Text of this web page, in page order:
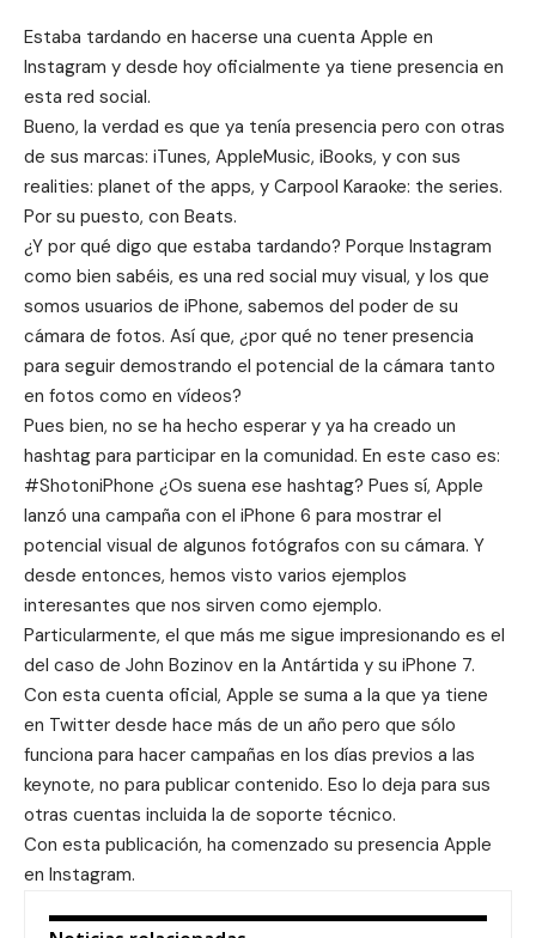
Estaba tardando en hacerse una cuenta Apple en
Instagram y desde hoy oficialmente ya tiene presencia en
esta red social.
Bueno, la verdad es que ya tenía presencia pero con otras
de sus marcas: iTunes, AppleMusic, iBooks, y con sus
realities: planet of the apps, y Carpool Karaoke: the series.
Por su puesto, con Beats.
¿Y por qué digo que estaba tardando? Porque Instagram
como bien sabéis, es una red social muy visual, y los que
somos usuarios de iPhone, sabemos del poder de su
cámara de fotos. Así que, ¿por qué no tener presencia
para seguir demostrando el potencial de la cámara tanto
en fotos como en vídeos?
Pues bien, no se ha hecho esperar y ya ha creado un
hashtag para participar en la comunidad. En este caso es:
#ShotoniPhone ¿Os suena ese hashtag? Pues sí, Apple
lanzó una campaña con el iPhone 6 para mostrar el
potencial visual de algunos fotógrafos con su cámara. Y
desde entonces, hemos visto varios ejemplos
interesantes que nos sirven como ejemplo.
Particularmente, el que más me sigue impresionando es el
del caso de John Bozinov en la Antártida y su iPhone 7.
Con esta cuenta oficial, Apple se suma a la que ya tiene
en Twitter desde hace más de un año pero que sólo
funciona para hacer campañas en los días previos a las
keynote, no para publicar contenido. Eso lo deja para sus
otras cuentas incluida la de soporte técnico.
Con esta publicación, ha comenzado su presencia Apple
en Instagram.